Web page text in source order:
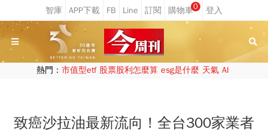
0
熱門： 市值型etf 股票股利怎麼算 esg是什麼 天氣 AI
致癌沙拉油最新流向！全台300家業者